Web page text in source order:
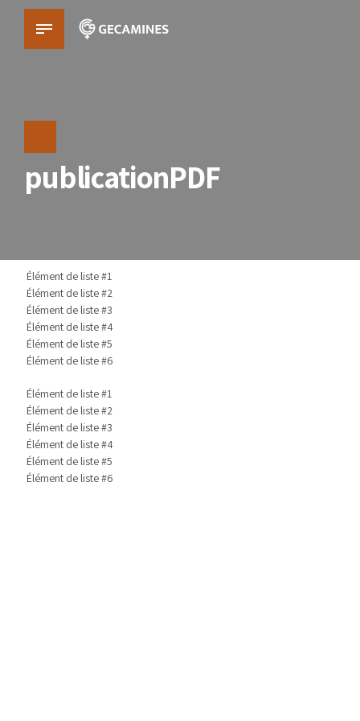
publicationPDF
Élément de liste #1
Élément de liste #2
Élément de liste #3
Élément de liste #4
Élément de liste #5
Élément de liste #6
Élément de liste #1
Élément de liste #2
Élément de liste #3
Élément de liste #4
Élément de liste #5
Élément de liste #6